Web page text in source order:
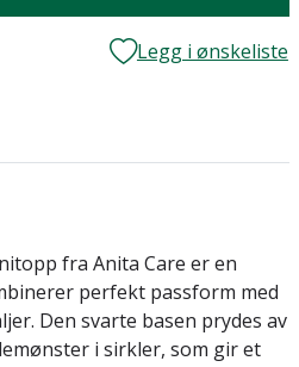
Legg i ønskeliste
fra Anita Care er en
perfekt passform med
Den svarte basen prydes av
i sirkler, som gir et